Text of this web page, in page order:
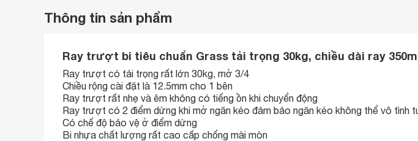
Thông tin sản phẩm
Ray trượt bi tiêu chuẩn Grass tải trọng 30kg, chiều dài ray
Ray trượt có tải trọng rất lớn 30kg, mở 3/4
Chiều rộng cài đặt là 12.5mm cho 1 bên
Ray trượt rất nhẹ và êm không có tiếng ồn khi chuyển động
Ray trượt có 2 điểm dừng khi mở ngăn kéo đảm bảo ngăn kéo không thể vô tình
Có chế độ bảo vệ ở điểm dừng
Bi nhựa chất lượng rất cao cấp chống mài mòn